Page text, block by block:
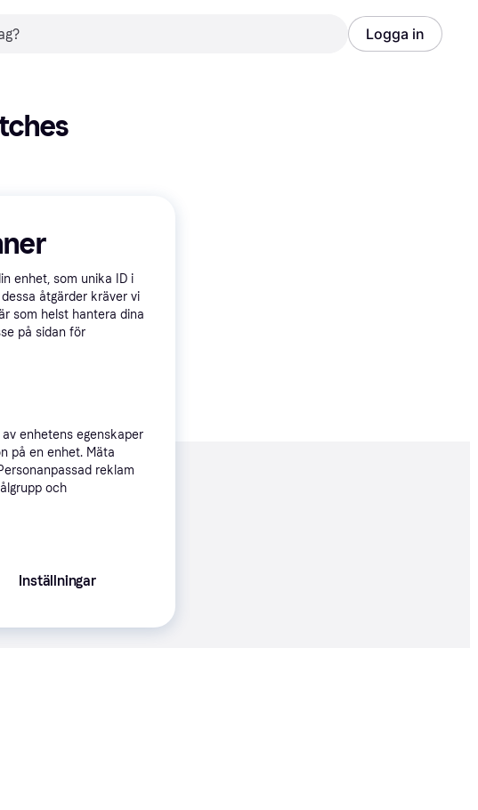
Logga in
Rekommenderad
enhet, som unika ID i
åtgärder kräver vi
som helst hantera dina
på sidan för
enhetens egenskaper
på en enhet. Mäta
reklam
och
Inställningar